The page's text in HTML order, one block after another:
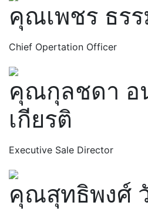
คุณเพชร ธร
Chief Opertation Officer
คุณกุลชดา อ
เกียรติ
Executive Sale Director
คุณสุทธิพงศ์